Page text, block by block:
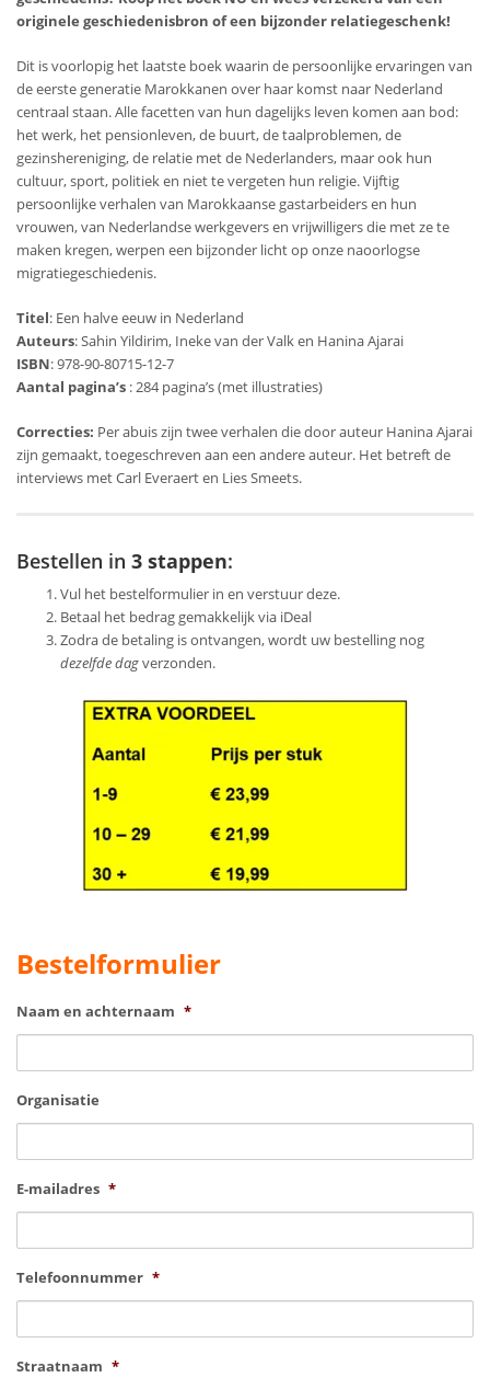
originele geschiedenisbron of een bijzonder relatiegeschenk!
Dit is voorlopig het laatste boek waarin de persoonlijke ervaringen van
de eerste generatie Marokkanen over haar komst naar Nederland
centraal staan. Alle facetten van hun dagelijks leven komen aan bod:
het werk, het pensionleven, de buurt, de taalproblemen, de
gezinshereniging, de relatie met de Nederlanders, maar ook hun
cultuur, sport, politiek en niet te vergeten hun religie. Vijftig
persoonlijke verhalen van Marokkaanse gastarbeiders en hun
vrouwen, van Nederlandse werkgevers en vrijwilligers die met ze te
maken kregen, werpen een bijzonder licht op onze naoorlogse
migratiegeschiedenis.
Titel: Een halve eeuw in Nederland
Auteurs: Sahin Yildirim, Ineke van der Valk en Hanina Ajarai
ISBN: 978-90-80715-12-7
Aantal pagina’s : 284 pagina’s (met illustraties)
Correcties: Per abuis zijn twee verhalen die door auteur Hanina Ajarai
zijn gemaakt, toegeschreven aan een andere auteur. Het betreft de
interviews met Carl Everaert en Lies Smeets.
Bestellen in 3 stappen:
Vul het bestelformulier in en verstuur deze.
Betaal het bedrag gemakkelijk via iDeal
Zodra de betaling is ontvangen, wordt uw bestelling nog
dezelfde dagverzonden.
Bestelformulier
Naam en achternaam *
Organisatie
E-mailadres *
Telefoonnummer *
Straatnaam *